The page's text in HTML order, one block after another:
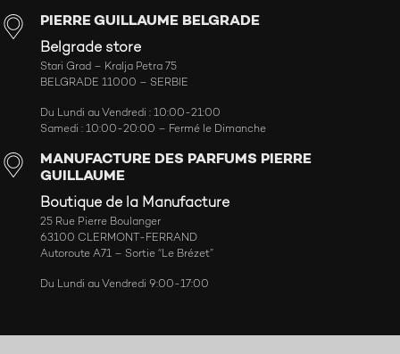
PIERRE GUILLAUME BELGRADE
Belgrade store
Stari Grad – Kralja Petra 75
BELGRADE 11000 – SERBIE
Du Lundi au Vendredi : 10:00-21:00
Samedi : 10:00-20:00 – Fermé le Dimanche
MANUFACTURE DES PARFUMS PIERRE
GUILLAUME
Boutique de la Manufacture
25 Rue Pierre Boulanger
63100 CLERMONT-FERRAND
Autoroute A71 – Sortie “Le Brézet”
Du Lundi au Vendredi 9:00-17:00